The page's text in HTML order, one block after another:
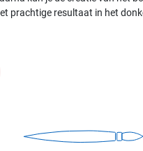
prachtige resultaat in het